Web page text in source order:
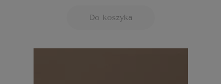
Do koszyka